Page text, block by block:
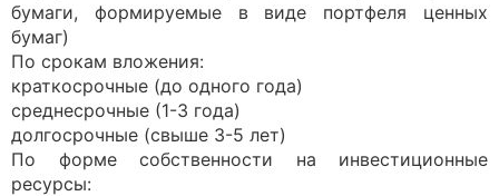
бумаги, формируемые в виде портфеля ценных
бумаг)
По срокам вложения:
краткосрочные (до одного года)
среднесрочные (1-3 года)
долгосрочные (свыше 3-5 лет)
По форме собственности на инвестиционные
ресурсы: